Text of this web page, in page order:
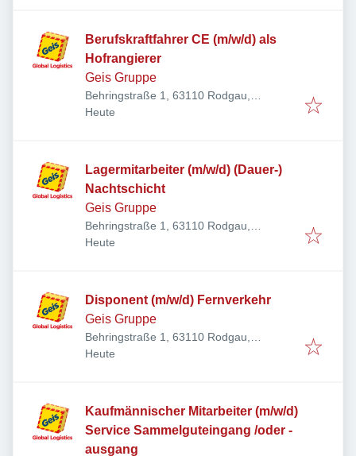
Berufskraftfahrer CE (m/w/d) als
Hofrangierer
Geis Gruppe
Behringstraße 1, 63110 Rodgau,
Deutschland
Veröffentlicht
Heute
Lagermitarbeiter (m/w/d) (Dauer-)
Nachtschicht
Geis Gruppe
Behringstraße 1, 63110 Rodgau,
Deutschland
Veröffentlicht
Heute
Disponent (m/w/d) Fernverkehr
Geis Gruppe
Behringstraße 1, 63110 Rodgau,
Deutschland
Veröffentlicht
Heute
Kaufmännischer Mitarbeiter (m/w/d)
Service Sammelguteingang /oder -
ausgang